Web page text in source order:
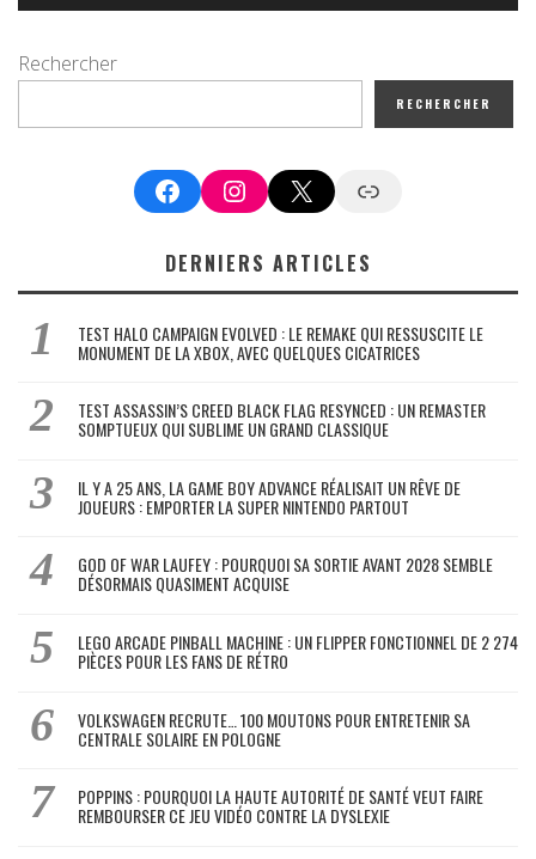
Rechercher
RECHERCHER
FacebookInstagram
X Google News
DERNIERS ARTICLES
TEST HALO CAMPAIGN EVOLVED : LE REMAKE QUI RESSUSCITE LE
MONUMENT DE LA XBOX, AVEC QUELQUES CICATRICES
TEST ASSASSIN’S CREED BLACK FLAG RESYNCED : UN REMASTER
SOMPTUEUX QUI SUBLIME UN GRAND CLASSIQUE
IL Y A 25 ANS, LA GAME BOY ADVANCE RÉALISAIT UN RÊVE DE
JOUEURS : EMPORTER LA SUPER NINTENDO PARTOUT
GOD OF WAR LAUFEY : POURQUOI SA SORTIE AVANT 2028 SEMBLE
DÉSORMAIS QUASIMENT ACQUISE
LEGO ARCADE PINBALL MACHINE : UN FLIPPER FONCTIONNEL DE 2 274
PIÈCES POUR LES FANS DE RÉTRO
VOLKSWAGEN RECRUTE… 100 MOUTONS POUR ENTRETENIR SA
CENTRALE SOLAIRE EN POLOGNE
POPPINS : POURQUOI LA HAUTE AUTORITÉ DE SANTÉ VEUT FAIRE
REMBOURSER CE JEU VIDÉO CONTRE LA DYSLEXIE